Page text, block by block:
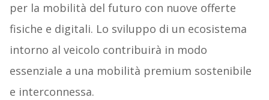
per la mobilità del futuro con nuove offerte
fisiche e digitali. Lo sviluppo di un ecosistema
intorno al veicolo contribuirà in modo
essenziale a una mobilità premium sostenibile
e interconnessa.